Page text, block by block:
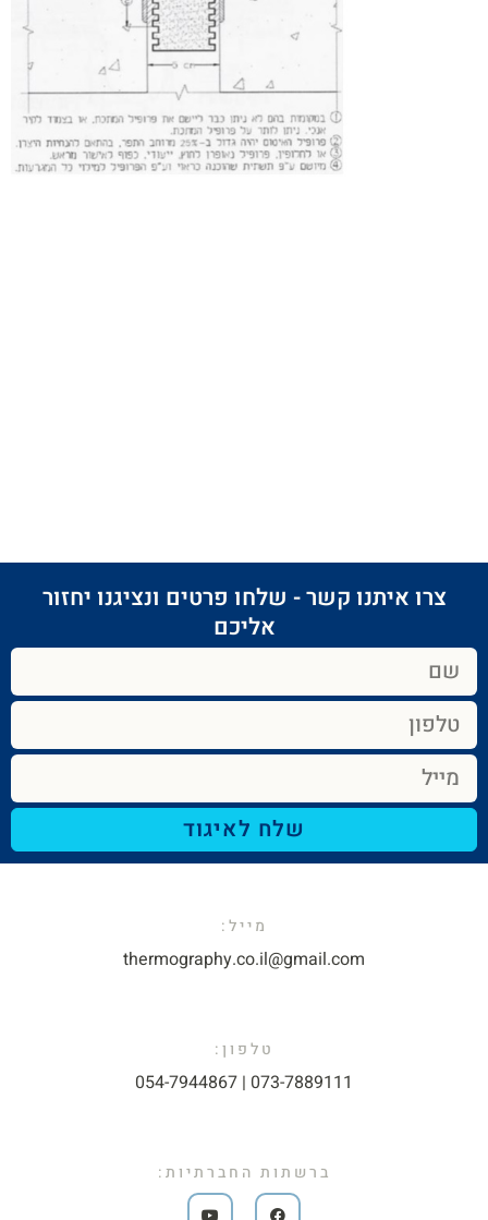
צרו איתנו קשר - שלחו פרטים ונציגנו יחזור
אליכם​
שלח לאיגוד
מייל:​
thermography.co.il@gmail.com​
טלפון:
073-7889111 | 054-7944867​
ברשתות החברתיות: